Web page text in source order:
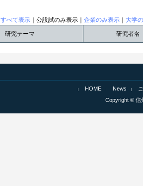
すべて表示 ｜公設試のみ表示｜ 企業のみ表示
大学
研究テーマ 研究者名
HOME News
Copyright © 信